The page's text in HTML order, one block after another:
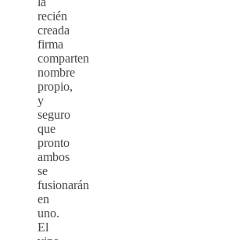
recién
creada
firma
comparten
nombre
propio,
y
seguro
que
pronto
ambos
se
fusionarán
en
uno.
El